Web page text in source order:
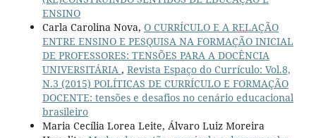
ENSINO
Carla Carolina Nova, O CURRÍCULO E A RELAÇÃO
ENTRE ENSINO E PESQUISA NA FORMAÇÃO INICIAL
DE PROFESSORES: TENSÕES PARA A DOCÊNCIA
UNIVERSITÁRIA , Revista Espaço do Currículo: Vol.8,
N.3 (2015) POLÍTICAS DE CURRÍCULO E FORMAÇÃO
DOCENTE: tensões e desafios no cenário educacional
brasileiro
Maria Cecília Lorea Leite, Álvaro Luiz Moreira